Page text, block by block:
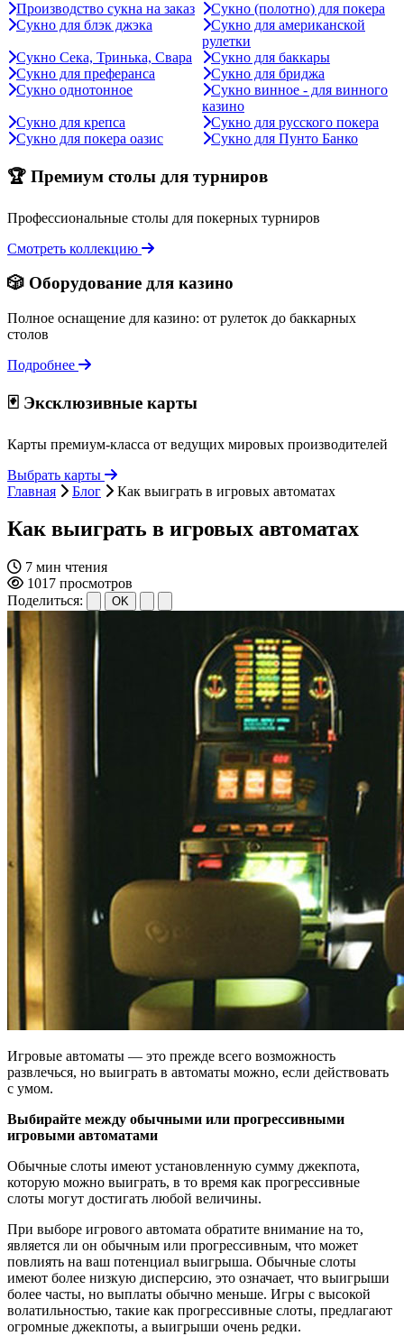
Производство сукна на заказ
Сукно (полотно) для покера
Сукно для блэк джэка
Сукно для американской
рулетки
Сукно Сека, Тринька, Свара
Сукно для баккары
Сукно для преферанса
Сукно для бриджа
Сукно однотонное
Сукно винное - для винного
казино
Сукно для крепса
Сукно для русского покера
Сукно для покера оазис
Сукно для Пунто Банко
🏆 Премиум столы для турниров
Профессиональные столы для покерных турниров
Смотреть коллекцию
🎲 Оборудование для казино
Полное оснащение для казино: от рулеток до баккарных
столов
Подробнее
🃏 Эксклюзивные карты
Карты премиум-класса от ведущих мировых производителей
Выбрать карты
Главная
Блог Как выиграть в игровых автоматах
Как выиграть в игровых автоматах
7 мин чтения
1017 просмотров
Поделиться:
OK
Игровые автоматы — это прежде всего возможность
развлечься, но выиграть в автоматы можно, если действовать
с умом.
Выбирайте между обычными или прогрессивными
игровыми автоматами
Обычные слоты имеют установленную сумму джекпота,
которую можно выиграть, в то время как прогрессивные
слоты могут достигать любой величины.
При выборе игрового автомата обратите внимание на то,
является ли он обычным или прогрессивным, что может
повлиять на ваш потенциал выигрыша. Обычные слоты
имеют более низкую дисперсию, это означает, что выигрыши
более часты, но выплаты обычно меньше. Игры с высокой
волатильностью, такие как прогрессивные слоты, предлагают
огромные джекпоты, а выигрыши очень редки.